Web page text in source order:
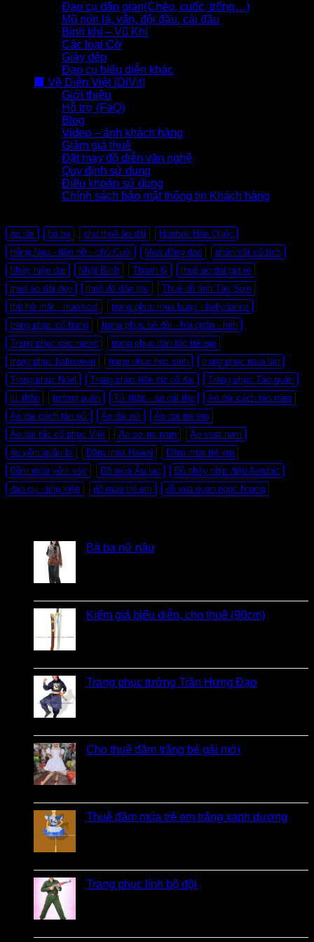
Đạo cụ dân gian(Chèo, cuốc, trống…)
Mũ nón lá, vấn, đội đầu, cài đầu
Binh khí – Vũ Khí
Các loại Cờ
Giày dép
Đạo cụ biểu diễn khác
🏢 Về Diễn Việt (DiVit)
Giới thiệu
Hỗ trợ (FaQ)
Blog
Video – ảnh khách hàng
Giảm giá thuê
Đặt may đồ diễn văn nghệ
Quy định sử dụng
Điều khoản sử dụng
Chính sách bảo mật thông tin Khách hàng
áo dài bà ba cho thuê áo dài
Hanbok Hàn Quốc
Hằng Nga - tiên nữ - chú Cuội
Múa đồng dao
nhân vật cổ tích
Nhảy hiện đại
Nhật Bình Thanh lý
thuê áo dài giá rẻ
thuê áo dài đẹp
thuê đồ dân tộc
Thuê đồ lính Tây Sơn
thú hở mặt - masscot
trang phuc mua bung - bellydance
trang phục cổ trang
trang phục bộ đội - hải quân - lính
Trang phục các nước
trang phục dân tộc trẻ em
trang phục halloween
trang phục học sinh
trang phục múa lân
Trang phục Noel
Trang phục tiền sử cổ đại
Trang phục Táo quân
tứ thân
tướng quân Tứ thân - áo dài the
Áo dài cách tân nam
Áo dài cách tân nữ
Áo dài nữ
Áo dài trẻ em
Áo dài tấc cổ phục Việt
Áo sơ mi nam
Áo vest nam
áo yếm quần bí
Đầm múa Hawai
Đầm múa trẻ em
Đầm múa yếm váy
Đồ múa Âu lạc
Đồ nhảy nhịp điệu Aerobic
đạo cụ - phụ kiện
đồ múa trẻ em đồ vua quan ngoc hoang
Bà ba nữ nâu
Kiếm giả biểu diễn, cho thuê (90cm)
Trang phục tướng Trần Hưng Đạo
Cho thuê đầm trắng bé gái mới
Thuê đầm múa trẻ em trắng xanh dương
Trang phục lính bộ đội